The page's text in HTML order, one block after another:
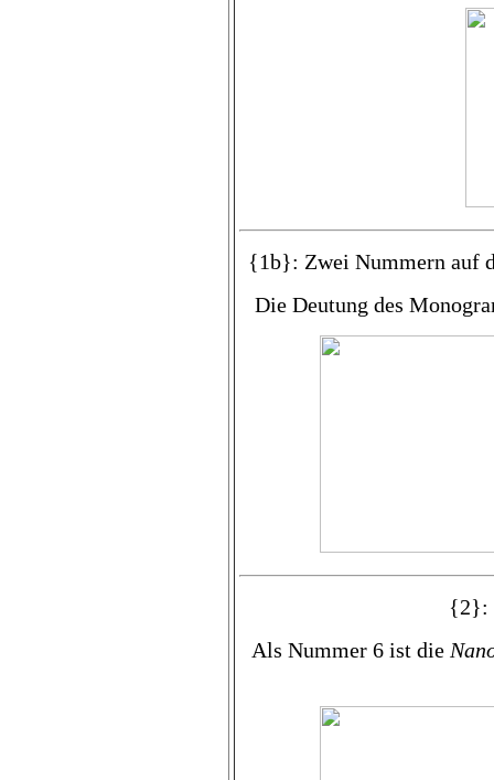
{1b}: Zwei Nummern auf
Die Deutung des
{2}:
Als Nummer 6 ist die